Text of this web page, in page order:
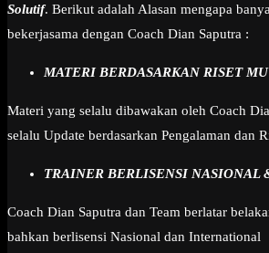
Solutif. Berikut adalah Alasan mengapa
bekerjasama dengan Coach Dian Saputra :
MATERI BERDASARKAN RISET
Materi yang selalu dibawakan oleh Coach
selalu Update berdasarkan Pengalaman dan
TRAINER BERLISENSI NASIONAL
Coach Dian Saputra dan Team berlatar
bahkan berlisensi Nasional dan International